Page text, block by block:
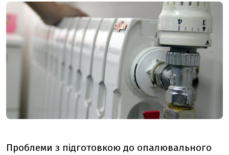
Проблеми з підготовкою до опалювального